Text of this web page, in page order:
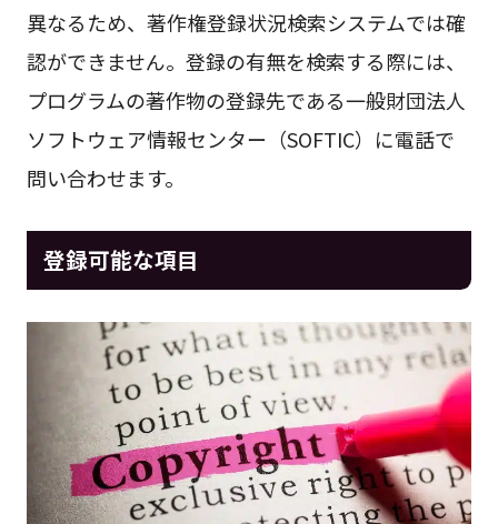
異なるため、著作権登録状況検索システムでは確
認ができません。登録の有無を検索する際には、
プログラムの著作物の登録先である一般財団法人
ソフトウェア情報センター（SOFTIC）に電話で
問い合わせます。
登録可能な項目